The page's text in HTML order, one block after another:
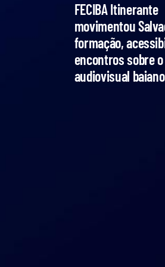
FECIBA Itinerante
movimentou
formação,
encontros sobre o
audiovisual baiano